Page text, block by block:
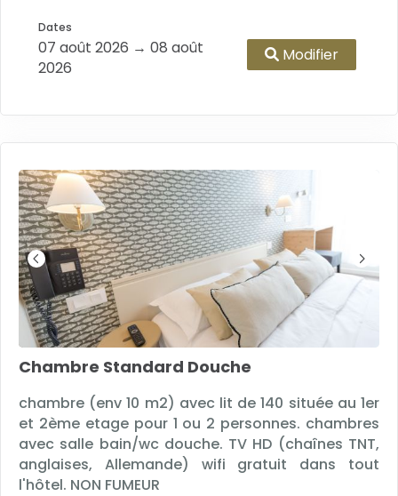
Dates
07 août 2026 → 08 août
2026
Modifier
Chambre Standard Douche
chambre (env 10 m2) avec lit de 140 située au 1er
et 2ème etage pour 1 ou 2 personnes. chambres
avec salle bain/wc douche. TV HD (chaînes TNT,
anglaises, Allemande) wifi gratuit dans tout
l'hôtel. NON FUMEUR